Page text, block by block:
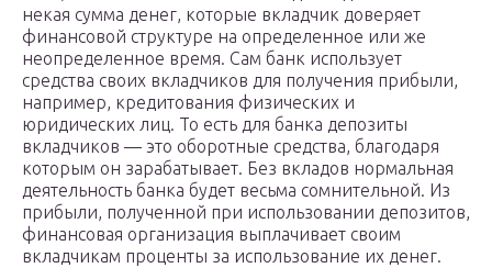
некая сумма денег, которые вкладчик доверяет
финансовой структуре на определенное или же
неопределенное время. Сам банк использует
средства своих вкладчиков для получения прибыли,
например, кредитования физических и
юридических лиц. То есть для банка депозиты
вкладчиков — это оборотные средства, благодаря
которым он зарабатывает. Без вкладов нормальная
деятельность банка будет весьма сомнительной. Из
прибыли, полученной при использовании депозитов,
финансовая организация выплачивает своим
вкладчикам проценты за использование их денег.